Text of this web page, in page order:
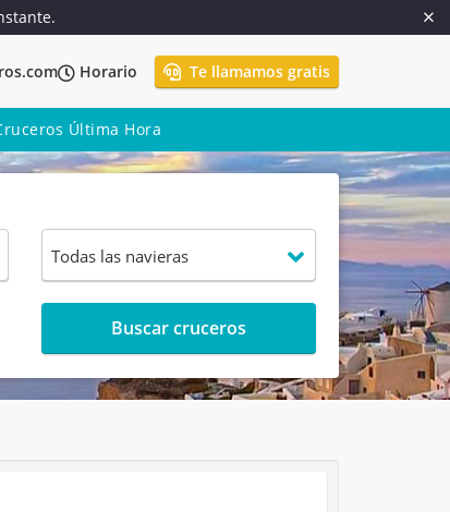
Horario Te llamamos gratis
Última Hora
Buscar cruceros